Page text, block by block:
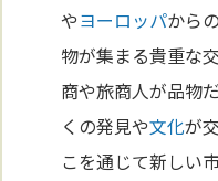
やヨーロッパから
物が集まる貴重な
商や旅商人が品物
くの発見や文化が
こを通じて新しい